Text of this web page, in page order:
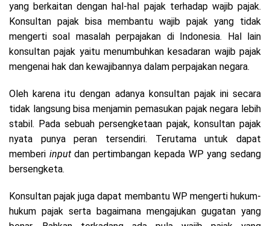
yang berkaitan dengan hal-hal pajak terhadap wajib pajak.
Konsultan pajak bisa membantu wajib pajak yang tidak
mengerti soal masalah perpajakan di Indonesia. Hal lain
konsultan pajak yaitu menumbuhkan kesadaran wajib pajak
mengenai hak dan kewajibannya dalam perpajakan negara.
Oleh karena itu dengan adanya konsultan pajak ini secara
tidak langsung bisa menjamin pemasukan pajak negara lebih
stabil. Pada sebuah persengketaan pajak, konsultan pajak
nyata punya peran tersendiri. Terutama untuk dapat
memberi inputdan pertimbangan kepada WP yang sedang
bersengketa.
Konsultan pajak juga dapat membantu WP mengerti hukum-
hukum pajak serta bagaimana mengajukan gugatan yang